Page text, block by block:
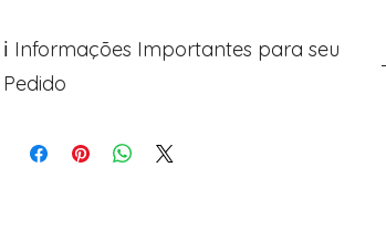
ℹ️ Informações Importantes para seu
Pedido
Avance para a página de checkout (próximo passo